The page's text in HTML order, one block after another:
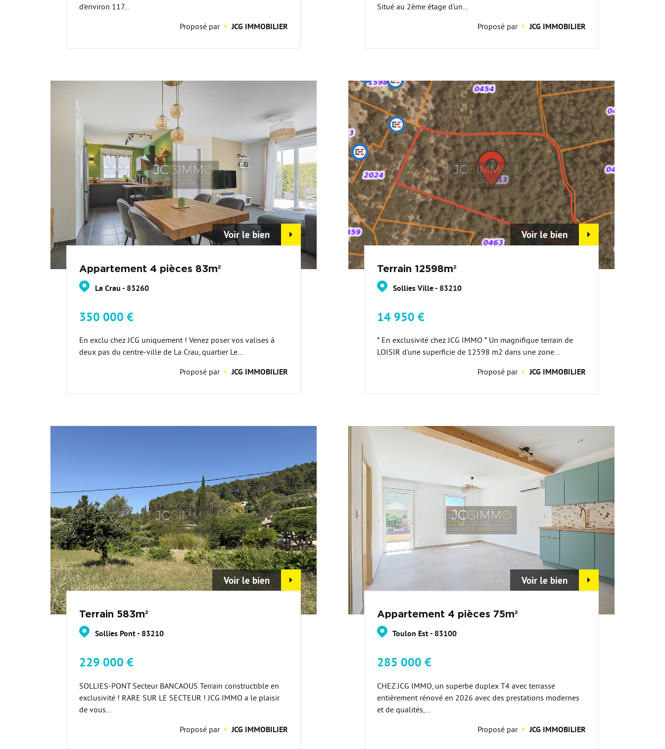
d'environ 117...
Proposé par
JCG IMMOBILIER
Situé au 2ème étage d'un...
Proposé par
JCG IMMOBILIER
Voir le bien
Appartement 4 pièces 83m²
La Crau - 83260
350 000 €
En exclu chez JCG uniquement ! Venez poser vos valises à
deux pas du centre-ville de La Crau, quartier Le...
Proposé par
JCG IMMOBILIER
Voir le bien
Terrain 12598m²
Sollies Ville - 83210
14 950 €
* En exclusivité chez JCG IMMO * Un magnifique terrain de
LOISIR d'une superficie de 12598 m2 dans une zone...
Proposé par
JCG IMMOBILIER
Voir le bien
Terrain 583m²
Sollies Pont - 83210
229 000 €
SOLLIES-PONT Secteur BANCAOUS Terrain constructible en
exclusivité ! RARE SUR LE SECTEUR ! JCG IMMO a le plaisir
de vous...
Proposé par
JCG IMMOBILIER
Voir le bien
Appartement 4 pièces 75m²
Toulon Est - 83100
285 000 €
CHEZ JCG IMMO, un superbe duplex T4 avec terrasse
entièrement rénové en 2026 avec des prestations modernes
et de qualités,...
Proposé par
JCG IMMOBILIER